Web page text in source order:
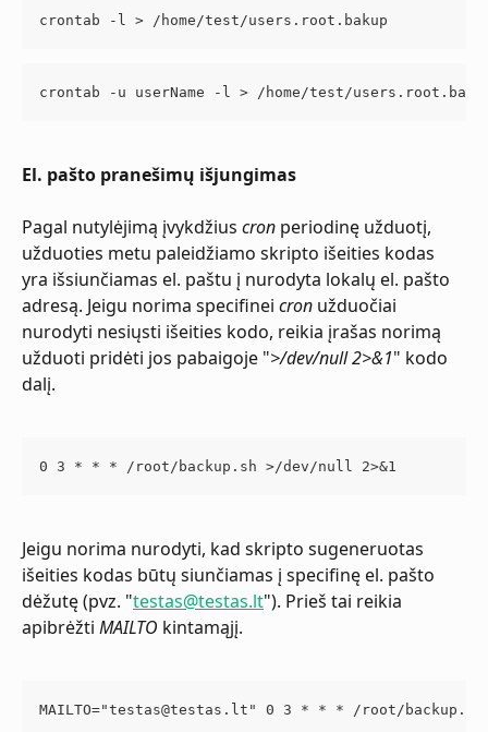
crontab -l > /home/test/users.root.bakup
crontab -u userName -l > /home/test/
El. pašto pranešimų išjungimas
Pagal nutylėjimą įvykdžius cron periodinę užduotį,
užduoties metu paleidžiamo skripto išeities kodas
yra išsiunčiamas el. paštu į nurodyta lokalų el. pašto
adresą. Jeigu norima specifinei cron užduočiai
nurodyti nesiųsti išeities kodo, reikia įrašas norimą
užduoti pridėti jos pabaigoje ">/dev/null 2>&1" kodo
dalį.
0 3 * * * /root/backup.sh >/dev/null 2>&1
Jeigu norima nurodyti, kad skripto sugeneruotas
išeities kodas būtų siunčiamas į specifinę el. pašto
dėžutę (pvz. "testas@testas.lt"). Prieš tai reikia
apibrėžti MAILTO kintamąjį.
MAILTO="testas@testas.lt " 0 3 * * * /root/backup.sh